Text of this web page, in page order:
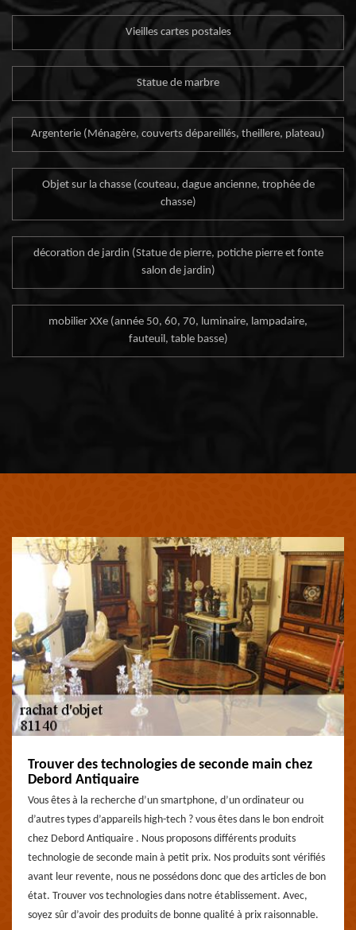
Vieilles cartes postales
Statue de marbre
Argenterie (Ménagère, couverts dépareillés, theillere, plateau)
Objet sur la chasse (couteau, dague ancienne, trophée de
chasse)
décoration de jardin (Statue de pierre, potiche pierre et fonte
salon de jardin)
mobilier XXe (année 50, 60, 70, luminaire, lampadaire,
fauteuil, table basse)
Trouver des technologies de seconde main chez
Debord Antiquaire
Vous êtes à la recherche d’un smartphone, d’un ordinateur ou
d’autres types d’appareils high-tech ? vous êtes dans le bon endroit
chez Debord Antiquaire . Nous proposons différents produits
technologie de seconde main à petit prix. Nos produits sont vérifiés
avant leur revente, nous ne possédons donc que des articles de bon
état. Trouver vos technologies dans notre établissement. Avec,
soyez sûr d’avoir des produits de bonne qualité à prix raisonnable.